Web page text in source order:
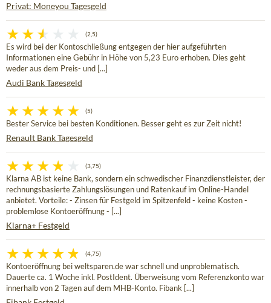
Privat: Moneyou Tagesgeld
(2,5)
Es wird bei der Kontoschließung entgegen der hier aufgeführten
Informationen eine Gebühr in Höhe von 5,23 Euro erhoben. Dies geht
weder aus dem Preis- und [...]
Audi Bank Tagesgeld
(5)
Bester Service bei besten Konditionen. Besser geht es zur Zeit nicht!
Renault Bank Tagesgeld
(3,75)
Klarna AB ist keine Bank, sondern ein schwedischer Finanzdienstleister, der
rechnungsbasierte Zahlungslösungen und Ratenkauf im Online-Handel
anbietet. Vorteile: - Zinsen für Festgeld im Spitzenfeld - keine Kosten -
problemlose Kontoeröffnung - [...]
Klarna+ Festgeld
(4,75)
Kontoeröffnung bei weltsparen.de war schnell und unproblematisch.
Dauerte ca. 1 Woche inkl. PostIdent. Überweisung vom Referenzkonto war
innerhalb von 2 Tagen auf dem MHB-Konto. Fibank [...]